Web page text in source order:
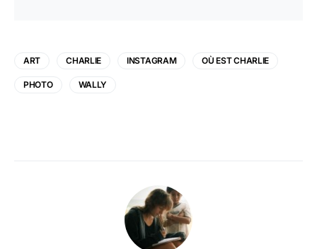
ART CHARLIE INSTAGRAM OÙ EST CHARLIE
PHOTO WALLY